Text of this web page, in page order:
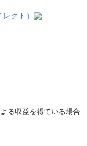
る収益を得ている場合